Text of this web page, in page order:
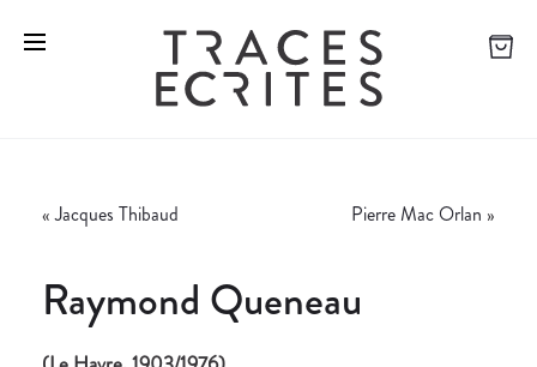
«Jacques Thibaud Pierre Mac Orlan »
Raymond Queneau